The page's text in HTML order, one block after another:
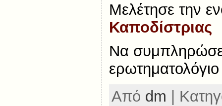
Μελέτησε την
Καποδίστριας
Να
Από dm |